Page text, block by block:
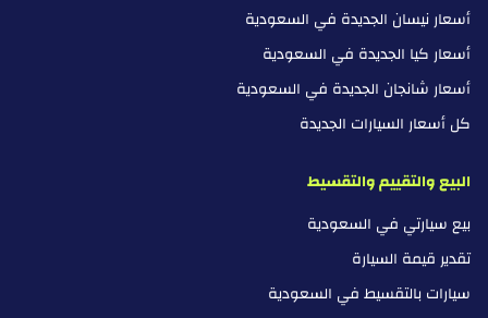
أسعار نيسان الجديدة في السعودية
أسعار كيا الجديدة في السعودية
أسعار شانجان الجديدة في السعودية
كل أسعار السيارات الجديدة
البيع والتقييم والتقسيط
بيع سيارتي في السعودية
تقدير قيمة السيارة
سيارات بالتقسيط في السعودية